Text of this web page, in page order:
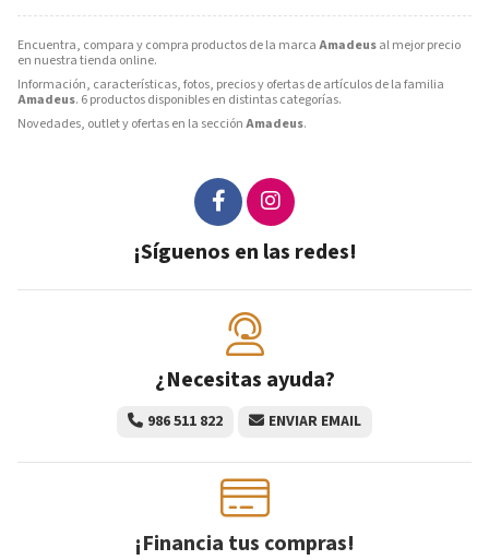
Encuentra, compara y compra productos de la marcaAmadeusal mejor precio
en nuestra tienda online.
Información, características, fotos, precios y ofertas de artículos de la familia
Amadeus. 6 productos disponibles en distintas categorías.
Novedades, outlet y ofertas en la secciónAmadeus.
¡Síguenos en las redes!
¿Necesitas ayuda?
986 511 822 ENVIAR EMAIL
¡Financia tus compras!